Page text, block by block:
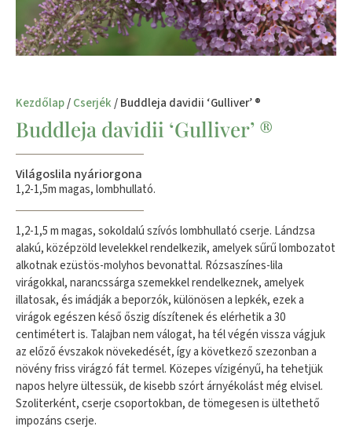
Kezdőlap/Cserjék/ Buddleja davidii ‘Gulliver’ ®
Buddleja davidii ‘Gulliver’ ®
Világoslila nyáriorgona
1,2-1,5m magas, lombhullató.
1,2-1,5 m magas, sokoldalú szívós lombhullató cserje. Lándzsa
alakú, középzöld levelekkel rendelkezik, amelyek sűrű lombozatot
alkotnak ezüstös-molyhos bevonattal. Rózsaszínes-lila
virágokkal, narancssárga szemekkel rendelkeznek, amelyek
illatosak, és imádják a beporzók, különösen a lepkék, ezek a
virágok egészen késő őszig díszítenek és elérhetik a 30
centimétert is. Talajban nem válogat, ha tél végén vissza vágjuk
az előző évszakok növekedését, így a következő szezonban a
növény friss virágzó fát termel. Közepes vízigényű, ha tehetjük
napos helyre ültessük, de kisebb szórt árnyékolást még elvisel.
Szoliterként, cserje csoportokban, de tömegesen is ültethető
impozáns cserje.